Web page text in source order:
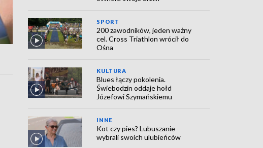
SPORT
200 zawodników, jeden ważny
cel. Cross Triathlon wrócił do
Ośna
KULTURA
Blues łączy pokolenia.
Świebodzin oddaje hołd
Józefowi Szymańskiemu
INNE
Kot czy pies? Lubuszanie
wybrali swoich ulubieńców